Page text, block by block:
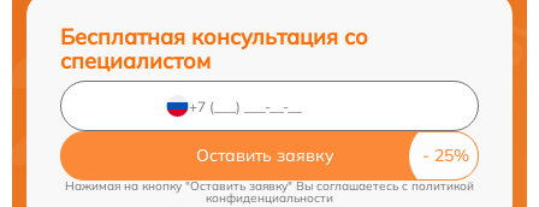
Бесплатная консультация со
специалистом
Оставить заявку
Нажимая на кнопку "Оставить заявку" Вы соглашаетесь cполитикой
конфиденциальности